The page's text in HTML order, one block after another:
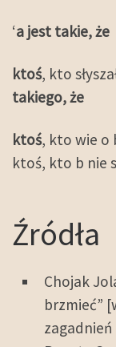
‘a jest takie, że
ktoś, kto
takiego, że
ktoś, kto wie o
ktoś, kto b nie
Źródła
Chojak
brzmieć”